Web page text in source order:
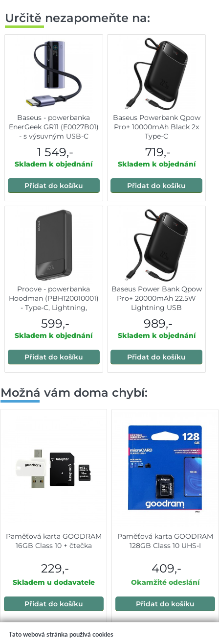
Určitě nezapomeňte na:
Baseus - powerbanka
EnerGeek GR11 (E0027B01)
- s výsuvným USB-C
- šedá
1 549,-
Skladem k objednání
Přidat do košíku
Baseus Powerbank Qpow
Pro+ 10000mAh Black 2x
Type-C
719,-
Skladem k objednání
Přidat do košíku
Proove - powerbanka
Hoodman (PBH120010001)
- Type-C, Lightning,
displejem, Qi, 20W,
10000mAh - černá
599,-
Skladem k objednání
Přidat do košíku
Baseus Power Bank Qpow
Pro+ 20000mAh 22.5W
Lightning USB
989,-
Skladem k objednání
Přidat do košíku
Možná vám doma chybí:
Paměťová karta GOODRAM
16GB Class 10 + čtečka
229,-
Skladem u dodavatele
Přidat do košíku
Paměťová karta GOODRAM
128GB Class 10 UHS-I
409,-
Okamžité odeslání
Přidat do košíku
Tato webová stránka používá cookies